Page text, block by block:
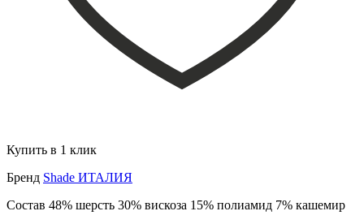
Купить в 1 клик
Бренд Shade ИТАЛИЯ
Состав 48% шерсть 30% вискоза 15% полиамид 7% кашемир